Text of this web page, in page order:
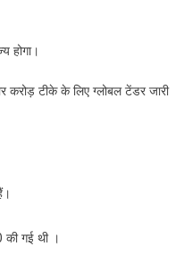
होगा।
करोड़ टीके के लिए ग्लोबल टेंडर जारी
की गई थी ।